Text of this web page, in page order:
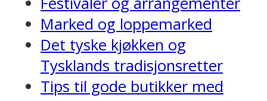
Marked og loppemarked
Det tyske kjøkken og
Tysklands tradisjonsretter
Tips til gode butikker med